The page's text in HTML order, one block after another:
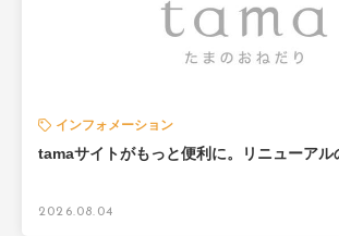
インフォメーション
tamaサイトがもっと便利に。リニューアル
2026.08.04